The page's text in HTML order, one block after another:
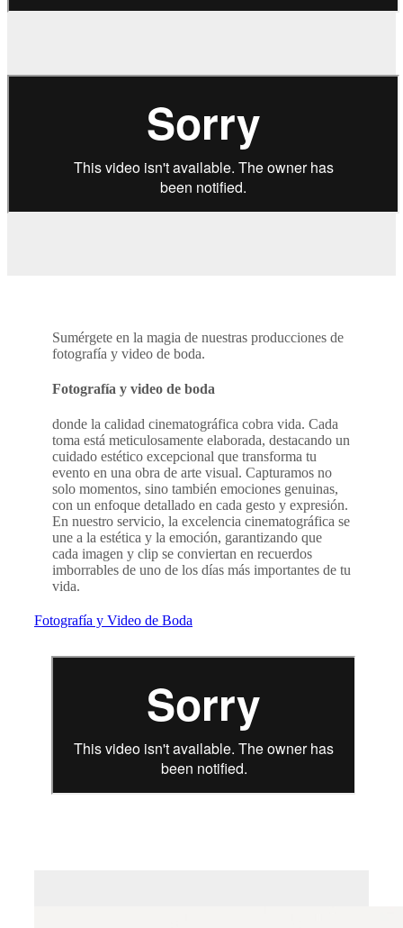
Sumérgete en la magia de nuestras producciones de
fotografía y video de boda.
Fotografía y video de boda
donde la calidad cinematográfica cobra vida. Cada
toma está meticulosamente elaborada, destacando un
cuidado estético excepcional que transforma tu
evento en una obra de arte visual. Capturamos no
solo momentos, sino también emociones genuinas,
con un enfoque detallado en cada gesto y expresión.
En nuestro servicio, la excelencia cinematográfica se
une a la estética y la emoción, garantizando que
cada imagen y clip se conviertan en recuerdos
imborrables de uno de los días más importantes de tu
vida.
Fotografía y Video de Boda